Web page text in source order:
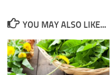
YOU MAY ALSO LIKE...